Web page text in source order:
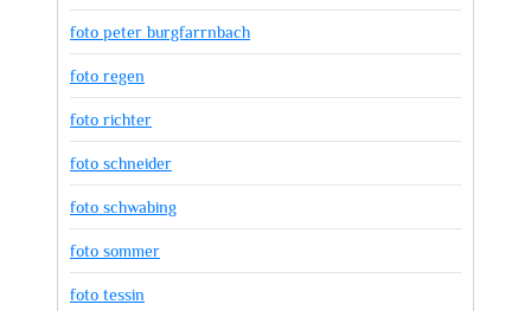
foto peter burgfarrnbach
foto regen
foto richter
foto schneider
foto schwabing
foto sommer
foto tessin